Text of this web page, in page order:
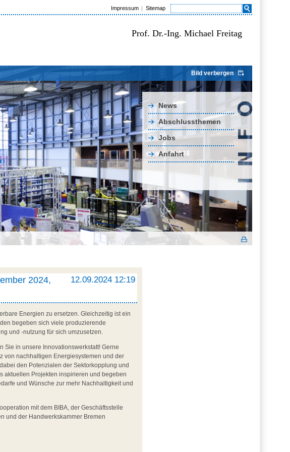
Impressum Sitemap
Prof. Dr.-Ing. Michael Freitag
Bild verbergen
News
Abschlussthemen
Jobs
Anfahrt
12.09.2024 12:19
2024,
Energien zu ersetzen. Gleichzeitig ist ein
begeben sich viele produzierende
und -nutzung für sich umzusetzen.
Sie in unsere Innovationswerkstatt! Gerne
von nachhaltigen Energiesystemen und der
den Potenzialen der Sektorkopplung und
aktuellen Projekten inspirieren und begeben
und Wünsche zur mehr Nachhaltigkeit und
mit dem BIBA, der Geschäftsstelle
und der Handwerkskammer Bremen